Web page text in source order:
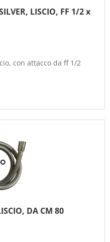
LISCIO, FF 1/2 x
con attacco da ff 1/2
DA CM 80